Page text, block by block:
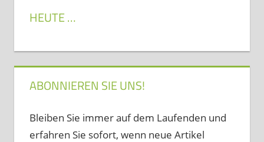
HEUTE …
ABONNIEREN SIE UNS!
Bleiben Sie immer auf dem Laufenden und
erfahren Sie sofort, wenn neue Artikel